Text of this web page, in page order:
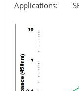
Applications: